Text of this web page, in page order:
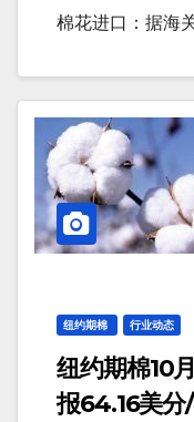
棉花进口：据海
纽约期棉 行业动态
纽约期棉10
报64.16美分